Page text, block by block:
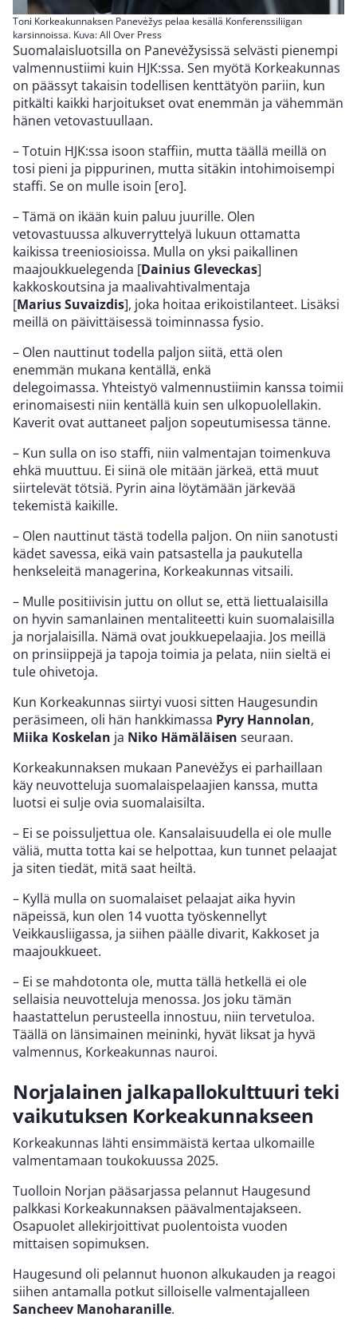
Toni Korkeakunnaksen Panevėžys pelaa kesällä Konferenssiliigan
karsinnoissa. Kuva: All Over Press
Suomalaisluotsilla on Panevėžysissä selvästi pienempi
valmennustiimi kuin HJK:ssa. Sen myötä Korkeakunnas
on päässyt takaisin todellisen kenttätyön pariin, kun
pitkälti kaikki harjoitukset ovat enemmän ja vähemmän
hänen vetovastuullaan.
– Totuin HJK:ssa isoon staffiin, mutta täällä meillä on
tosi pieni ja pippurinen, mutta sitäkin intohimoisempi
staffi. Se on mulle isoin [ero].
– Tämä on ikään kuin paluu juurille. Olen
vetovastuussa alkuverryttelyä lukuun ottamatta
kaikissa treeniosioissa. Mulla on yksi paikallinen
maajoukkuelegenda [Dainius Gleveckas]
kakkoskoutsina ja maalivahtivalmentaja
[Marius Suvaizdis], joka hoitaa erikoistilanteet. Lisäksi
meillä on päivittäisessä toiminnassa fysio.
– Olen nauttinut todella paljon siitä, että olen
enemmän mukana kentällä, enkä
delegoimassa. Yhteistyö valmennustiimin kanssa toimii
erinomaisesti niin kentällä kuin sen ulkopuolellakin.
Kaverit ovat auttaneet paljon sopeutumisessa tänne.
– Kun sulla on iso staffi, niin valmentajan toimenkuva
ehkä muuttuu. Ei siinä ole mitään järkeä, että muut
siirtelevät tötsiä. Pyrin aina löytämään järkevää
tekemistä kaikille.
– Olen nauttinut tästä todella paljon. On niin sanotusti
kädet savessa, eikä vain patsastella ja paukutella
henkseleitä managerina, Korkeakunnas vitsaili.
– Mulle positiivisin juttu on ollut se, että liettualaisilla
on hyvin samanlainen mentaliteetti kuin suomalaisilla
ja norjalaisilla. Nämä ovat joukkuepelaajia. Jos meillä
on prinsiippejä ja tapoja toimia ja pelata, niin sieltä ei
tule ohivetoja.
Kun Korkeakunnas siirtyi vuosi sitten Haugesundin
peräsimeen, oli hän hankkimassa Pyry Hannolan,
Miika Koskelan ja Niko Hämäläisen seuraan.
Korkeakunnaksen mukaan Panevėžys ei parhaillaan
käy neuvotteluja suomalaispelaajien kanssa, mutta
luotsi ei sulje ovia suomalaisilta.
– Ei se poissuljettua ole. Kansalaisuudella ei ole mulle
väliä, mutta totta kai se helpottaa, kun tunnet pelaajat
ja siten tiedät, mitä saat heiltä.
– Kyllä mulla on suomalaiset pelaajat aika hyvin
näpeissä, kun olen 14 vuotta työskennellyt
Veikkausliigassa, ja siihen päälle divarit, Kakkoset ja
maajoukkueet.
– Ei se mahdotonta ole, mutta tällä hetkellä ei ole
sellaisia neuvotteluja menossa. Jos joku tämän
haastattelun perusteella innostuu, niin tervetuloa.
Täällä on länsimainen meininki, hyvät liksat ja hyvä
valmennus, Korkeakunnas nauroi.
Norjalainen jalkapallokulttuuri teki
vaikutuksen Korkeakunnakseen
Korkeakunnas lähti ensimmäistä kertaa ulkomaille
valmentamaan toukokuussa 2025.
Tuolloin Norjan pääsarjassa pelannut Haugesund
palkkasi Korkeakunnaksen päävalmentajakseen.
Osapuolet allekirjoittivat puolentoista vuoden
mittaisen sopimuksen.
Haugesund oli pelannut huonon alkukauden ja reagoi
siihen antamalla potkut silloiselle valmentajalleen
Sancheev Manoharanille.